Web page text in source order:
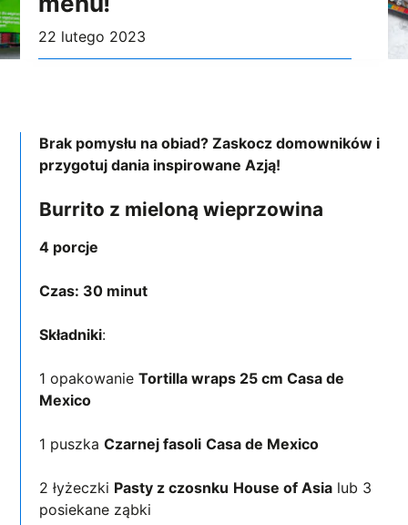
22 lutego 2023
Brak pomysłu na obiad? Zaskocz domowników i
przygotuj dania inspirowane Azją!
Burrito z mieloną wieprzowina
4 porcje
Czas: 30 minut
Składniki:
1 opakowanieTortilla wraps 25 cm Casa de
Mexico
1 puszkaCzarnej fasoli Casa de Mexico
2 łyżeczki Pasty z czosnku House of Asia lub 3
posiekane ząbki